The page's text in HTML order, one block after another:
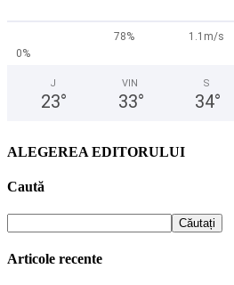
78%
1.1m/s
0%
J
23°
VIN
33°
S
34°
ALEGEREA EDITORULUI
Caută
Articole recente